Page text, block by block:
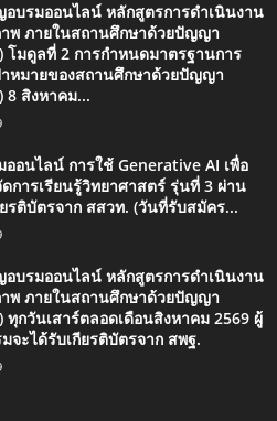
บรมออนไลน์ หลักสูตรการดำเนินงาน
พ ภายในสถานศึกษาด้วยปัญญา
โมดูลที่ 2 การกำหนดมาตรฐานการ
หมายของสถานศึกษาด้วยปัญญา
8 สิงหาคม...
อนไลน์ การใช้ Generative AI เพื่อ
การเรียนรู้วิทยาศาสตร์ รุ่นที่ 3 ผ่าน
รติบัตรจาก สสวท. (วันที่รับสมัคร...
บรมออนไลน์ หลักสูตรการดำเนินงาน
พ ภายในสถานศึกษาด้วยปัญญา
ทุกวันเสาร์ตลอดเดือนสิงหาคม 2569 ผู้
จะได้รับเกียรติบัตรจาก สพฐ.